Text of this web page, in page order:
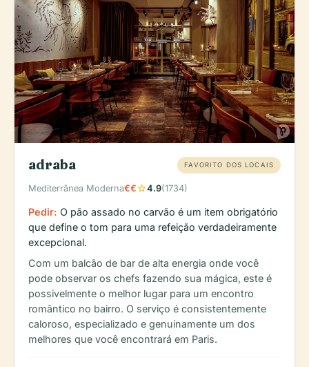
adraba FAVORITO DOS LOCAIS
Mediterrânea Moderna€€star4.9(1734)
Pedir: O pão assado no carvão é um item obrigatório
que define o tom para uma refeição verdadeiramente
excepcional.
Com um balcão de bar de alta energia onde você
pode observar os chefs fazendo sua mágica, este é
possivelmente o melhor lugar para um encontro
romântico no bairro. O serviço é consistentemente
caloroso, especializado e genuinamente um dos
melhores que você encontrará em Paris.